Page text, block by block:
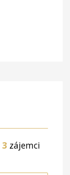
3 zájemci